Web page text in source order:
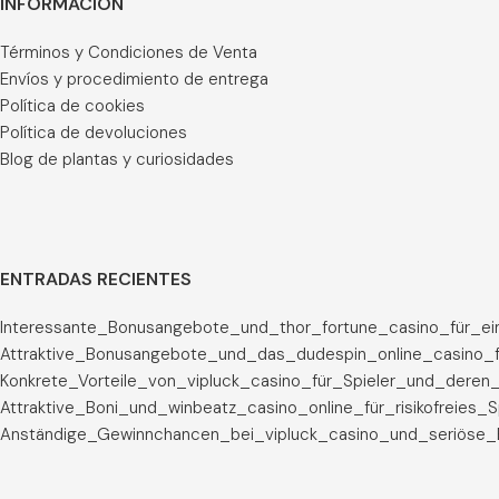
Términos y Condiciones de Venta
Envíos y procedimiento de entrega
Política de cookies
Política de devoluciones
Blog de plantas y curiosidades
ENTRADAS RECIENTES